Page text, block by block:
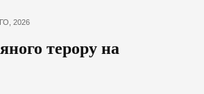
2026
терору на